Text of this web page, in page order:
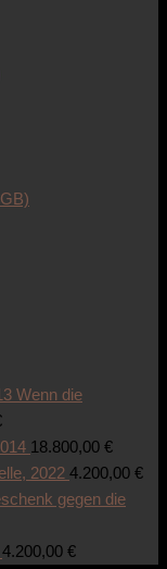
Wenn die
18.800,00 €
2022 4.200,00 €
gegen die
4.200,00 €